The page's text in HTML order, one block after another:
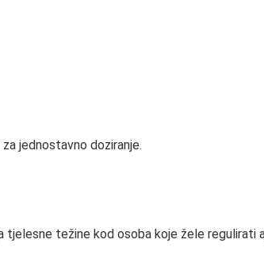
jednostavno doziranje.
tjelesne težine kod osoba koje žele